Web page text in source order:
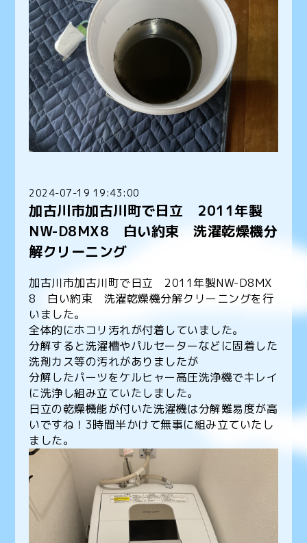
2024-07-19 19:43:00
加古川市加古川町で日立 2011年製
NW-D8MX8 白い約束 洗濯乾燥機分
解クリーニング
加古川市加古川町で日立 2011年製NW-D8MX
8 白い約束 洗濯乾燥機分解クリーニングを行
いました。
全体的にホコリ汚れが付着していました。
分解すると洗濯槽やパルセーターなどに固着した
洗剤カス等の汚れがありましたが
分解したパーツをケルヒャー高圧洗浄機でキレイ
に洗浄し組み立ていたしました。
日立の乾燥機能が付いた洗濯機は分解難易度が高
いですね！3時間半かけて無事に組み立ていたし
ました。